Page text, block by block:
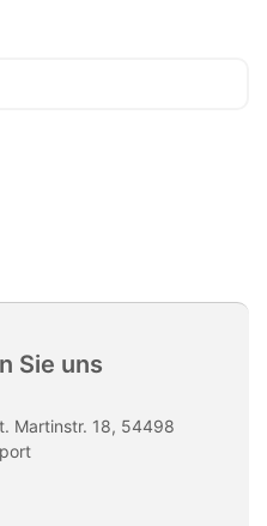
Sie uns
Martinstr. 18, 54498